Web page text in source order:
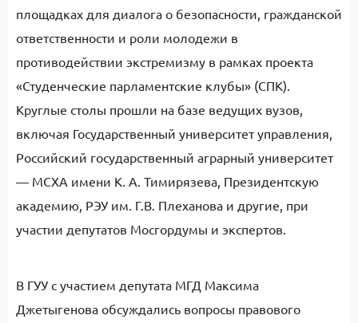
площадках для диалога о безопасности, гражданской
ответственности и роли молодежи в
противодействии экстремизму в рамках проекта
«Студенческие парламентские клубы» (СПК).
Круглые столы прошли на базе ведущих вузов,
включая Государственный университет управления,
Российский государственный аграрный университет
— МСХА имени К. А. Тимирязева, Президентскую
академию, РЭУ им. Г.В. Плеханова и другие, при
участии депутатов Мосгордумы и экспертов.
В ГУУ с участием депутата МГД Максима
Джетыгенова обсуждались вопросы правового